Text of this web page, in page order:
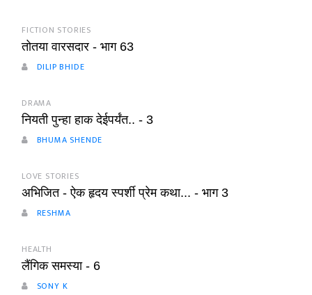
FICTION STORIES
तोतया वारसदार - भाग 63
DILIP BHIDE
DRAMA
नियती पुन्हा हाक देईपर्यंत.. - 3
BHUMA SHENDE
LOVE STORIES
अभिजित - ऐक हृदय स्पर्शी प्रेम कथा... - भाग 3
RESHMA
HEALTH
लैंगिक समस्या - 6
SONY K